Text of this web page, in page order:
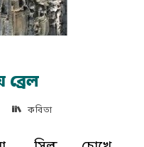
ব্রেল
কবিতা